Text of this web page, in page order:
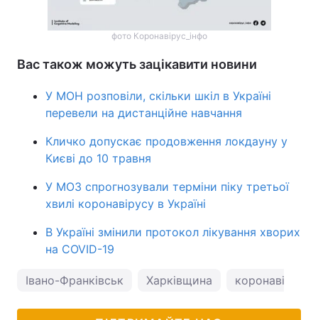
фото Коронавірус_інфо
Вас також можуть зацікавити новини
У МОН розповіли, скільки шкіл в Україні
перевели на дистанційне навчання
Кличко допускає продовження локдауну у
Києві до 10 травня
У МОЗ спрогнозували терміни піку третьої
хвилі коронавірусу в Україні
В Україні змінили протокол лікування хворих
на COVID-19
Івано-Франківськ Харківщина коронавірус